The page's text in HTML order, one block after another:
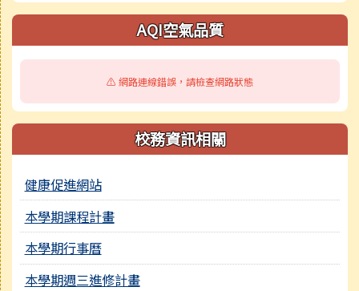
AQI空氣品質
⚠️ 網路連線錯誤，請檢查網路狀態
校務資訊相關
健康促進網站
本學期課程計畫
本學期行事曆
本學期週三進修計畫